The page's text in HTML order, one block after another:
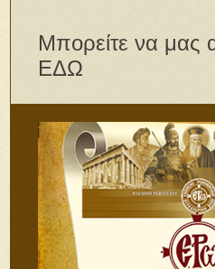
Μπορείτε να μας
ΕΔΩ